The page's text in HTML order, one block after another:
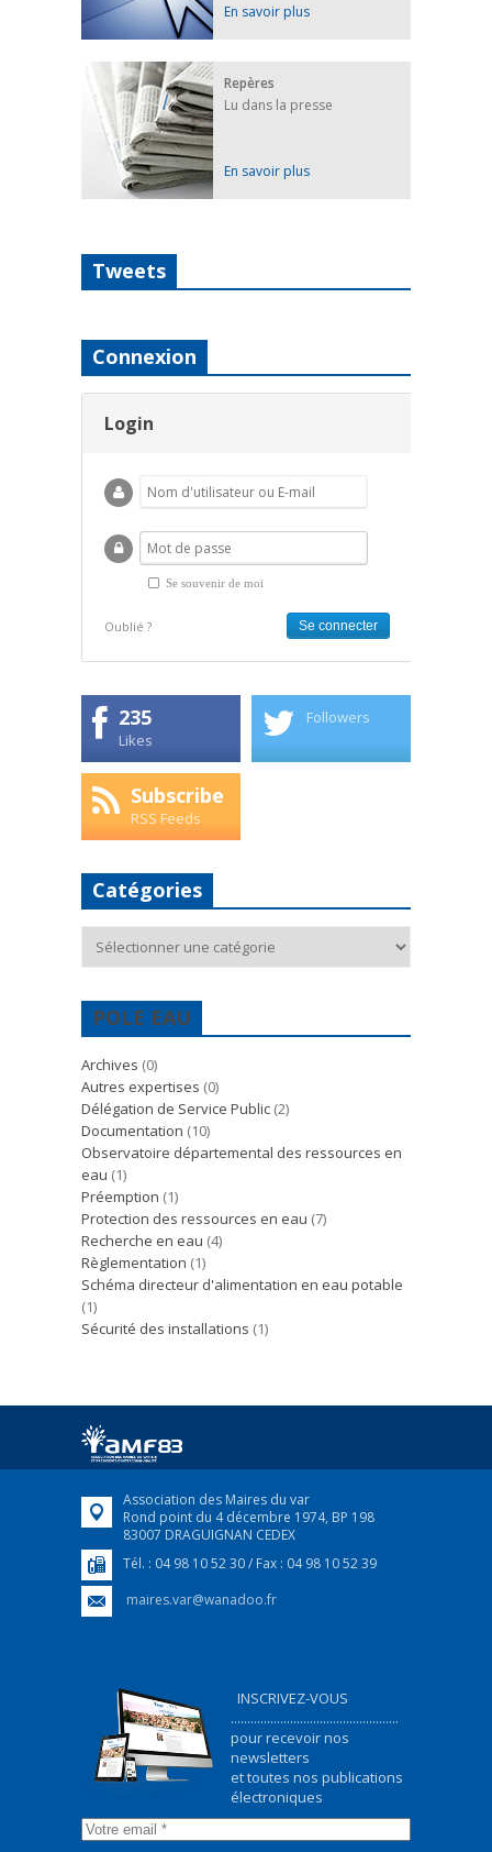
En savoir plus
Repères
Lu dans la presse
En savoir plus
Tweets
Connexion
Login
Se souvenir de moi
Oublié ?
235
Likes
Followers
Subscribe
RSS Feeds
Catégories
POLE EAU
Archives (0)
Autres expertises (0)
Délégation de Service Public (2)
Documentation (10)
Observatoire départemental des ressources en
eau (1)
Préemption (1)
Protection des ressources en eau (7)
Recherche en eau (4)
Règlementation (1)
Schéma directeur d'alimentation en eau potable
(1)
Sécurité des installations (1)
Association des Maires du var
Rond point du 4 décembre 1974, BP 198
83007 DRAGUIGNAN CEDEX
Tél. : 04 98 10 52 30 / Fax : 04 98 10 52 39
maires.var@wanadoo.fr
INSCRIVEZ-VOUS
...................................................
pour recevoir nos
newsletters
et toutes nos publications
électroniques